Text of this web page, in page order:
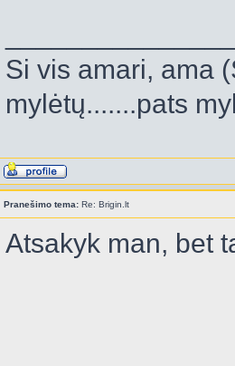
Si vis amari, ama
mylėtų.......pats
Pranešimo tema: Re: Brigin.lt
Atsakyk man, bet